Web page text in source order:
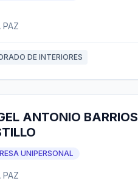
PAZ
DE INTERIORES
ANTONIO BARRIOS
UNIPERSONAL
PAZ